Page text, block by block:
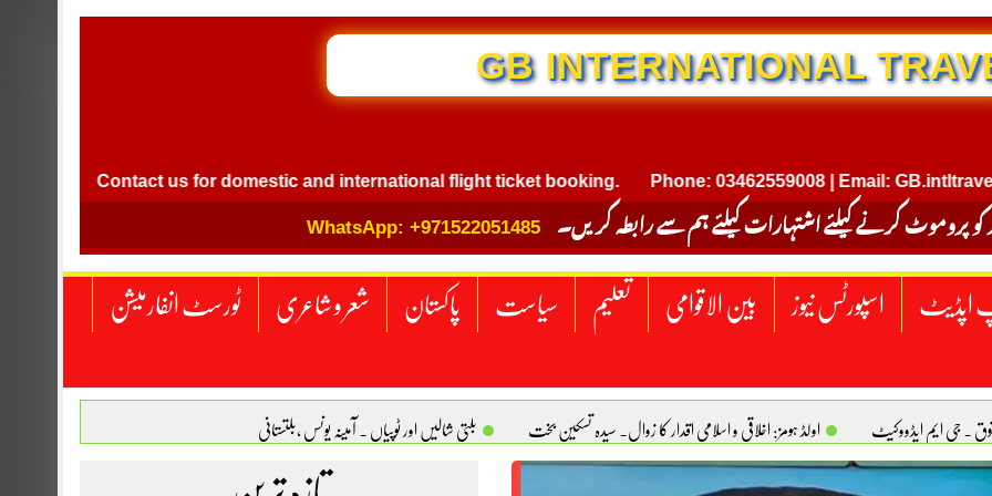
GB INTERNATIONAL TRAVEL
Contact us for domestic and international flight ticket booking. Phone: 03462559008 | Email:
کو پروموٹ کرنے کیلئے اشتہارات کیلئے ہم سے رابطہ کریں۔ WhatsApp: +971522051485
اپڈیٹ اسپورٹس نیوز بین الاقوامی تعلیم سیاست پاکستان شعر و شاعری ٹورسٹ انفارمیشن
. جی ایم ایڈووکیٹ اولڈ ہومز: اخلاقی و اسلامی اقدار کا زوال. سیدہ تسکین بخت بلتی شالیں اور ٹوپیاں . آمینہ یونس ،بلتستانی
امریکا یومِ استحصالِ کشمیر انجینیئر علی رضوان چوہدری